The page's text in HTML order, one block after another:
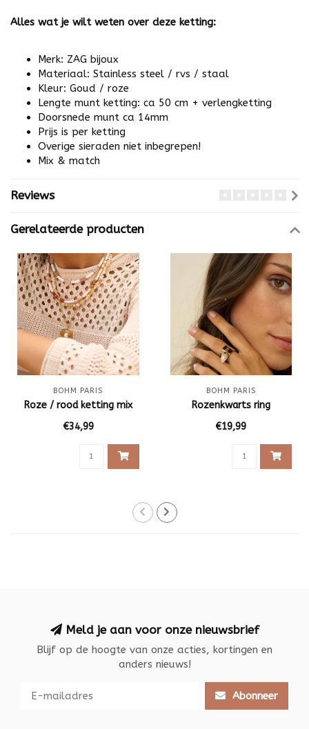
Alles wat je wilt weten over deze ketting:
Merk: ZAG bijoux
Materiaal: Stainless steel / rvs / staal
Kleur: Goud / roze
Lengte munt ketting: ca 50 cm + verlengketting
Doorsnede munt ca 14mm
Prijs is per ketting
Overige sieraden niet inbegrepen!
Mix & match
Reviews
Gerelateerde producten
BOHM PARIS
Roze / rood ketting mix
€34,99
BOHM PARIS
Rozenkwarts ring
€19,99
Meld je aan voor onze nieuwsbrief
Blijf op de hoogte van onze acties, kortingen en
anders nieuws!
Abonneer